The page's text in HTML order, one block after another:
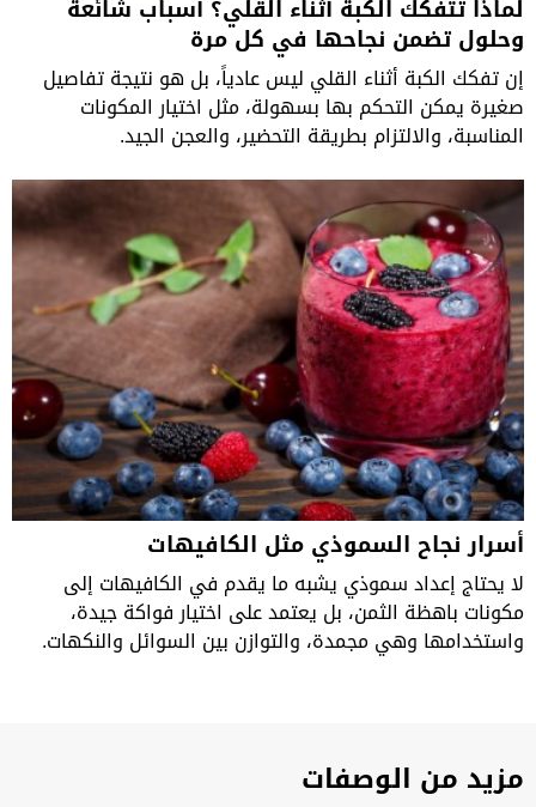
لماذا تتفكك الكبة أثناء القلي؟ أسباب شائعة
وحلول تضمن نجاحها في كل مرة
إن تفكك الكبة أثناء القلي ليس عادياً، بل هو نتيجة تفاصيل
صغيرة يمكن التحكم بها بسهولة، مثل اختيار المكونات
المناسبة، والالتزام بطريقة التحضير، والعجن الجيد.
أسرار نجاح السموذي مثل الكافيهات
لا يحتاج إعداد سموذي يشبه ما يقدم في الكافيهات إلى
مكونات باهظة الثمن، بل يعتمد على اختيار فواكة جيدة،
واستخدامها وهي مجمدة، والتوازن بين السوائل والنكهات.
مزيد من الوصفات